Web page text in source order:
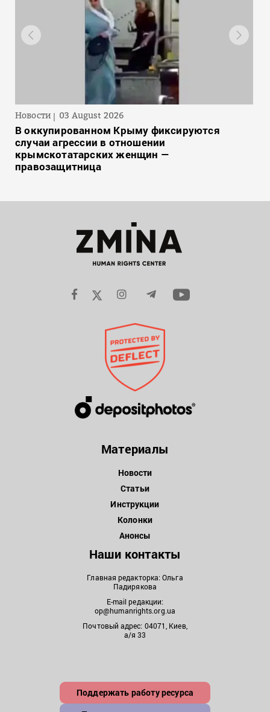
Новости 03 August 2026
В оккупированном Крыму фиксируются
случаи агрессии в отношении
крымскотатарских женщин —
правозащитница
Материалы
Новости
Статьи
Инструкции
Колонки
Анонсы
Наши контакты
Главная редакторка: Ольга
Падирякова
E-mail редакции:
op@humanrights.org.ua
Почтовый адрес: 04071, Киев,
а/я 33
Поддержать работу ресурса